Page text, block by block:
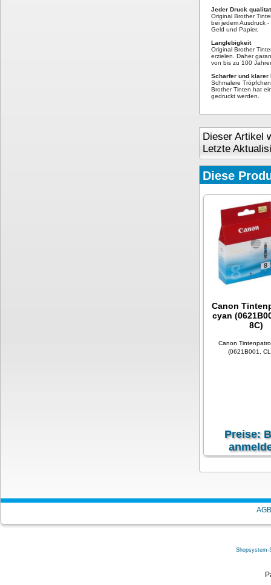
Jeder Druck
Original Brother
bei jedem Ausdruck
Geld und Papier.
Langlebigkeit
Original Brother
erzielen. Daher
von bis zu 100
Scharfer und klarer
Schmalere
Brother Tinten hat
gedruckt werden.
Dieser Artikel
Letzte
Diese
Canon
cyan
8C)
Canon
(0621B001,
Preise:
exkl. 19 % MwSt zzgl.
Brother
magenta
AGB
Shopsystem-